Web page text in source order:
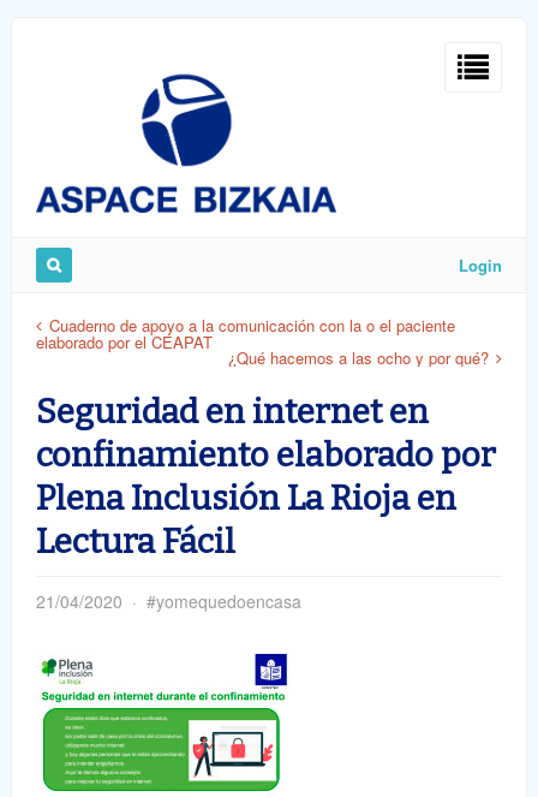
Remember
Me
Login
Cuaderno de apoyo a la comunicación con la o el paciente
elaborado por el CEAPAT
¿Qué hacemos a las ocho y por qué?
Seguridad en internet en
confinamiento elaborado por
Plena Inclusión La Rioja en
Lectura Fácil
21/04/2020 #yomequedoencasa